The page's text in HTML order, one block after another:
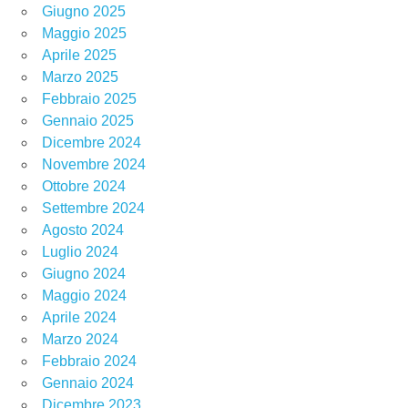
Giugno 2025
Maggio 2025
Aprile 2025
Marzo 2025
Febbraio 2025
Gennaio 2025
Dicembre 2024
Novembre 2024
Ottobre 2024
Settembre 2024
Agosto 2024
Luglio 2024
Giugno 2024
Maggio 2024
Aprile 2024
Marzo 2024
Febbraio 2024
Gennaio 2024